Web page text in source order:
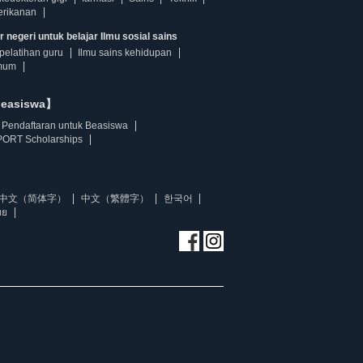
negeri untuk belajar Ilmu sosial sains
guru
Ilmu sains kehidupan
】
Pendaftaran untuk Beasiswa
Scholarships
文（简体字） 中文（繁體字）
한국어